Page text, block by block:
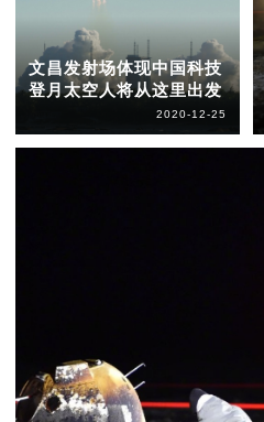
文昌发射场体现中国科技
登月太空人将从这里出发
2020-12-25